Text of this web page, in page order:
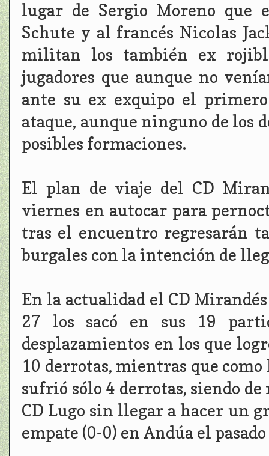
lugar de Sergio Moreno que
Schute y al francés Nicolas
militan los también ex
jugadores que aunque no
ante su ex exquipo el
ataque, aunque ninguno de los
posibles formaciones.
El plan de viaje del CD
viernes en autocar para
tras el encuentro regresarán
burgales con la intención de
En la actualidad el CD
27 los sacó en sus 19
desplazamientos en los que
10 derrotas, mientras que
sufrió sólo 4 derrotas, siendo
CD Lugo sin llegar a hacer un
empate (0-0) en Andúa el